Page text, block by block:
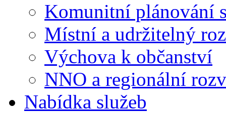
Komunitní plánování
Místní a udržitelný
Výchova k občanství
NNO a regionální
Nabídka služeb